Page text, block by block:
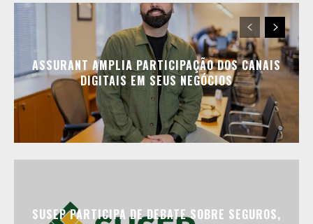
ASSURANT AMPLIA PARTICIPAÇÃO DOS CANAIS
DIGITAIS EM SEUS NEGÓCIOS
SUSEP PARTICIPA DE DEBATE SOBRE SEGUROS,